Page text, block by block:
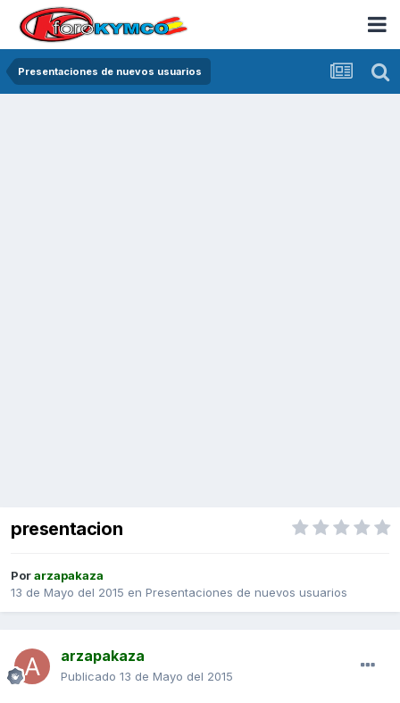
Presentaciones de nuevos usuarios
presentacion
Porarzapakaza
13 de Mayo del 2015 en Presentaciones de nuevos usuarios
arzapakaza
Publicado 13 de Mayo del 2015